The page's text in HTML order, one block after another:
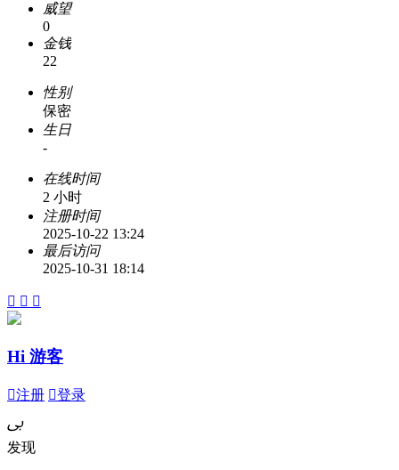
威望
0
金钱
22
性别
保密
生日
-
在线时间
2 小时
注册时间
2025-10-22 13:24
最后访问
2025-10-31 18:14
  
Hi 游客
注册 登录
ﰉ
发现